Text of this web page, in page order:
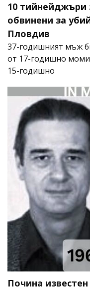
10
обвинени за
Пловдив
37-годишният мъж
от 17-годишно
15-годишно
Почина